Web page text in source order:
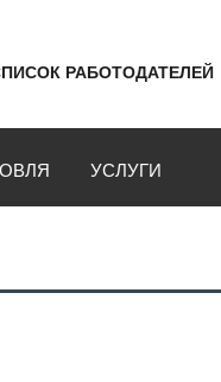
РАБОТОДАТЕЛЕЙ
УСЛУГИ